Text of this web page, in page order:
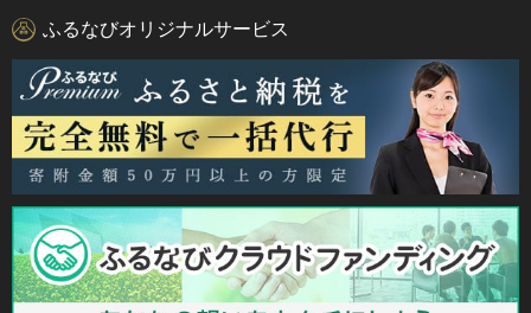
ふるなびオリジナルサービス